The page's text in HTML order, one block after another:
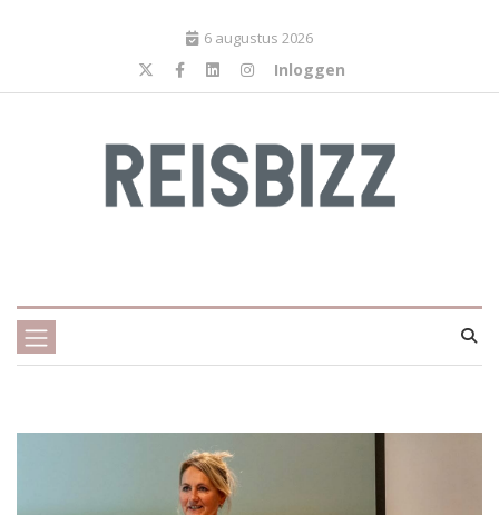
6 augustus 2026
Inloggen